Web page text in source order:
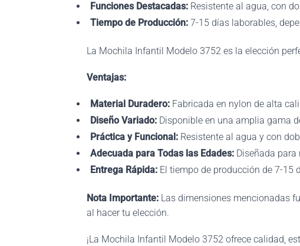
Funciones Destacadas: Resistente al agua, con
Tiempo de Producción: 7-15 días laborables,
La Mochila Infantil Modelo 3752 es la elección
Ventajas:
Material Duradero: Fabricada en nylon de alta
Diseño Variado: Disponible en una amplia gama
Práctica y Funcional : Resistente al agua y con
Adecuada para Todas las Edades: Diseñada
Entrega Rápida: El tiempo de producción de 7-15
Nota Importante: Las dimensiones mencionadas
al hacer tu elección.
¡La Mochila Infantil Modelo 3752 ofrece calidad,